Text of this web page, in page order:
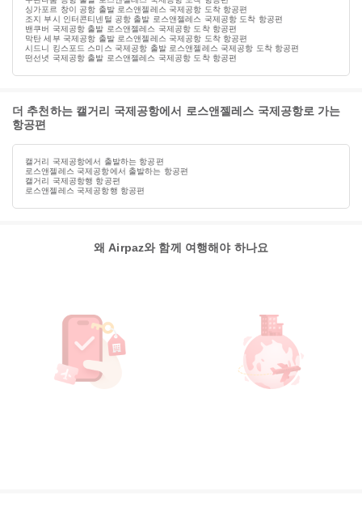
싱가포르 창이 공항 출발 로스앤젤레스 국제공항 도착 항공편
조지 부시 인터콘티넨털 공항 출발 로스앤젤레스 국제공항 도착 항공편
밴쿠버 국제공항 출발 로스앤젤레스 국제공항 도착 항공편
막탄 세부 국제공항 출발 로스앤젤레스 국제공항 도착 항공편
시드니 킹스포드 스미스 국제공항 출발 로스앤젤레스 국제공항 도착 항공편
떤선녓 국제공항 출발 로스앤젤레스 국제공항 도착 항공편
더 추천하는 캘거리 국제공항에서 로스앤젤레스 국제공항로 가는
항공편
캘거리 국제공항에서 출발하는 항공편
로스앤젤레스 국제공항에서 출발하는 항공편
캘거리 국제공항행 항공편
로스앤젤레스 국제공항행 항공편
왜 Airpaz와 함께 여행해야 하나요